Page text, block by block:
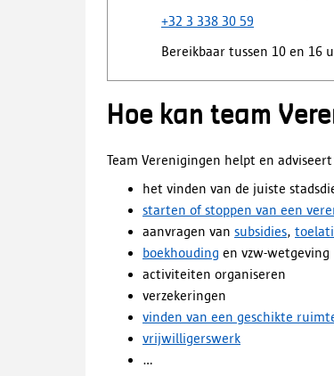
+32 3 338 30 59
Bereikbaar tussen 10 en 16
Hoe kan team
Team Verenigingen helpt en
het vinden van de juiste
starten of stoppen van een
aanvragen van subsidies,
boekhouding en vzw-wetgeving
activiteiten organiseren
verzekeringen
vinden van een geschikte
vrijwilligerswerk
…